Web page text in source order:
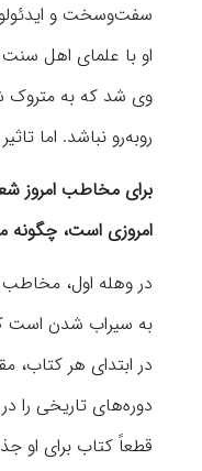
سفت‌وسخت و
او با علمای اهل
وی شد که به متروک
روبه‌رو نباشد. اما
برای مخاطب امروز
امروزی است، چگونه
در وهله اول، مخاطب
به سیراب شدن است
در ابتدای هر
دوره‌های تاریخی را
قطعاً کتاب برای او